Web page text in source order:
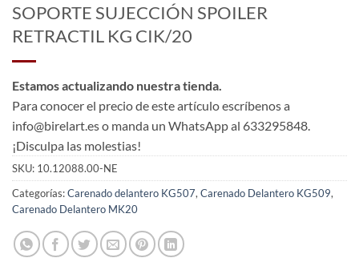
SOPORTE SUJECCIÓN SPOILER
RETRACTIL KG CIK/20
Estamos actualizando nuestra tienda.
Para conocer el precio de este artículo escríbenos a
info@birelart.es o manda un WhatsApp al 633295848.
¡Disculpa las molestias!
SKU: 10.12088.00-NE
Categorías:Carenado delantero KG507, Carenado Delantero KG509,
Carenado Delantero MK20